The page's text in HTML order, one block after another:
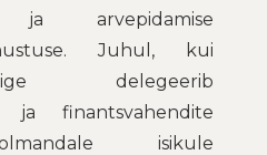
ja arvepidamise
Juhul, kui
delegeerib
ja finantsvahendite
isikule